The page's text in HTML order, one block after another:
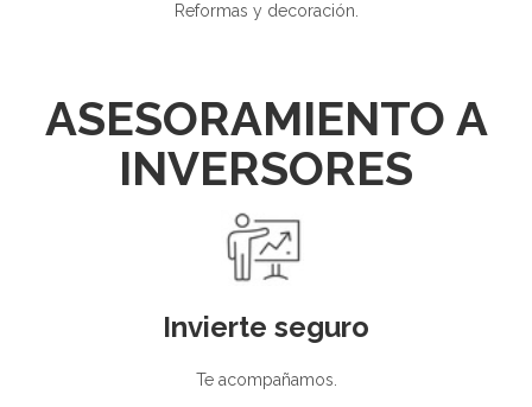
Reformas y decoración.
ASESORAMIENTO A
INVERSORES
Invierte seguro
Te acompañamos.